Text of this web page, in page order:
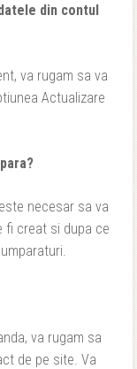
din contul
va rugam sa va
Actualizare
necesar sa va
fi creat si dupa ce
va rugam sa
de pe site. Va